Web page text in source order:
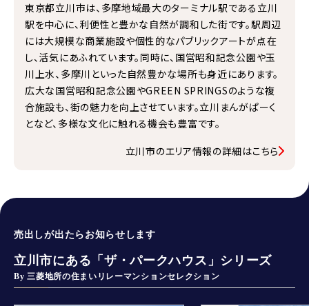
東京都立川市は、多摩地域最大のターミナル駅である立川
駅を中心に、利便性と豊かな自然が調和した街です。駅周辺
には大規模な商業施設や個性的なパブリックアートが点在
し、活気にあふれています。同時に、国営昭和記念公園や玉
川上水、多摩川といった自然豊かな場所も身近にあります。
広大な国営昭和記念公園やGREEN SPRINGSのような複
合施設も、街の魅力を向上させています。立川まんがぱーく
となど、多様な文化に触れる機会も豊富です。
立川市のエリア情報の詳細はこちら
売出しが出たらお知らせします
立川市にある「ザ・パークハウス」シリーズ
By 三菱地所の住まいリレーマンションセレクション